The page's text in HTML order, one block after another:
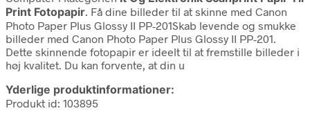
Print Fotopapir. Få dine billeder til at skinne med Canon
Photo Paper Plus Glossy II PP-201Skab levende og smukke
billeder med Canon Photo Paper Plus Glossy II PP-201.
Dette skinnende fotopapir er ideelt til at fremstille billeder i
høj kvalitet. Du kan forvente, at din u
Yderlige produktinformationer:
Produkt id: 103895